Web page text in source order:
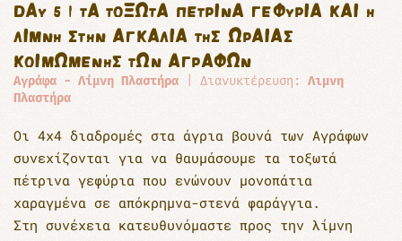
DAY 5 | TΑ ΤΟΞΩΤΆ ΠΈΤΡΙΝΑ ΓΕΦΎΡΙΑ ΚΑΙ Η
ΛΊΜΝΗ ΣΤΗΝ ΑΓΚΑΛΙΆ ΤΗΣ ΩΡΑΊΑΣ
ΚΟΙΜΩΜΈΝΗΣ ΤΩΝ ΑΓΡΆΦΩΝ
Αγράφα - Λίμνη Πλαστήρα | Διανυκτέρευση: Λιμνη
Πλαστήρα
Οι 4x4 διαδρομές στα άγρια βουνά των Αγράφων
συνεχίζονται για να θαυμάσουμε τα τοξωτά
πέτρινα γεφύρια που ενώνουν μονοπάτια
χαραγμένα σε απόκρημνα-στενά φαράγγια.
Στη συνέχεια κατευθυνόμαστε προς την λίμνη